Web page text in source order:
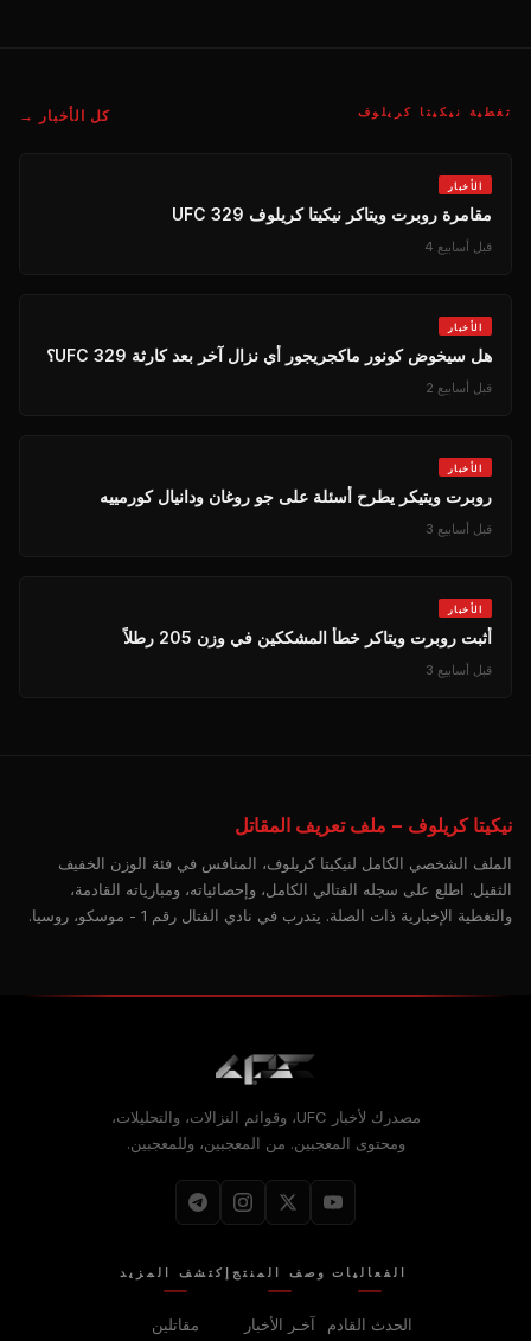
تغطية نيكيتا كريلوف كل الأخبار →
الأخبار
مقامرة روبرت ويتاكر نيكيتا كريلوف UFC 329
قبل أسابيع 4
الأخبار
هل سيخوض كونور ماكجريجور أي نزال آخر بعد كارثة UFC 329؟
قبل أسابيع 2
الأخبار
روبرت ويتيكر يطرح أسئلة على جو روغان ودانيال كورمييه
قبل أسابيع 3
الأخبار
أثبت روبرت ويتاكر خطأ المشككين في وزن 205 رطلاً
قبل أسابيع 3
نيكيتا كريلوف – ملف تعريف المقاتل
الملف الشخصي الكامل لنيكيتا كريلوف، المنافس في فئة الوزن الخفيف
الثقيل. اطلع على سجله القتالي الكامل، وإحصائياته، ومبارياته القادمة،
والتغطية الإخبارية ذات الصلة. يتدرب في نادي القتال رقم 1 - موسكو، روسيا.
مصدرك لأخبار UFC، وقوائم النزالات، والتحليلات،
ومحتوى المعجبين. من المعجبين، وللمعجبين.
الفعاليات
الحدث القادم
وصف المنتج
آخـر الأخبار
إكتشف المزيد
مقاتلين